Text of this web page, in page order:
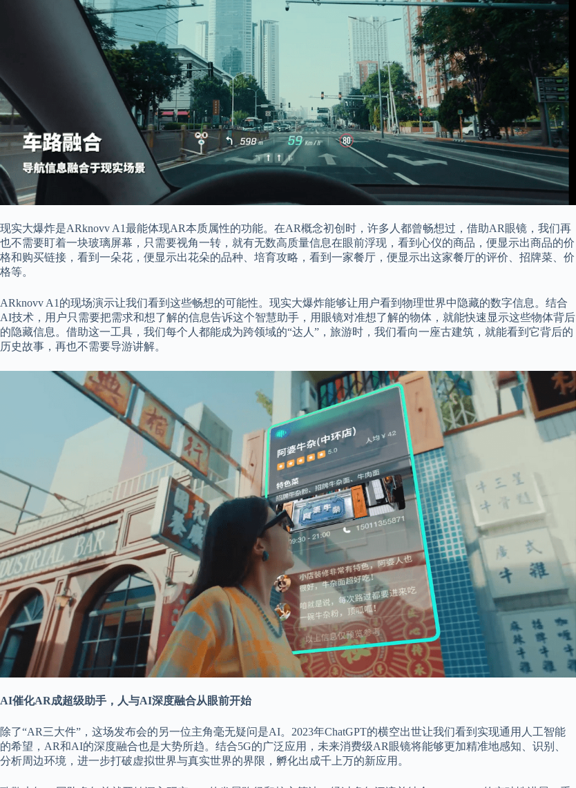
现实大爆炸是ARknovv A1最能体现AR本质属性的功能。在AR概念初创时，许多人都曾畅想过，借助AR眼镜，我们再
也不需要盯着一块玻璃屏幕，只需要视角一转，就有无数高质量信息在眼前浮现，看到心仪的商品，便显示出商品的价
格和购买链接，看到一朵花，便显示出花朵的品种、培育攻略，看到一家餐厅，便显示出这家餐厅的评价、招牌菜、价
格等。
ARknovv A1的现场演示让我们看到这些畅想的可能性。现实大爆炸能够让用户看到物理世界中隐藏的数字信息。结合
AI技术，用户只需要把需求和想了解的信息告诉这个智慧助手，用眼镜对准想了解的物体，就能快速显示这些物体背后
的隐藏信息。借助这一工具，我们每个人都能成为跨领域的“达人”，旅游时，我们看向一座古建筑，就能看到它背后的
历史故事，再也不需要导游讲解。
AI催化AR成超级助手，人与AI深度融合从眼前开始
除了“AR三大件”，这场发布会的另一位主角毫无疑问是AI。2023年ChatGPT的横空出世让我们看到实现通用人工智能
的希望，AR和AI的深度融合也是大势所趋。结合5G的广泛应用，未来消费级AR眼镜将能够更加精准地感知、识别、
分析周边环境，进一步打破虚拟世界与真实世界的界限，孵化出成千上万的新应用。